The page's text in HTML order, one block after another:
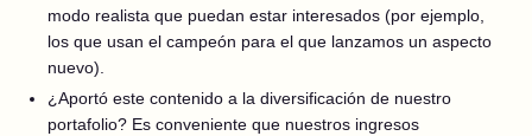
modo realista que puedan estar interesados (por ejemplo,
los que usan el campeón para el que lanzamos un aspecto
nuevo).
¿Aportó este contenido a la diversificación de nuestro
portafolio? Es conveniente que nuestros ingresos